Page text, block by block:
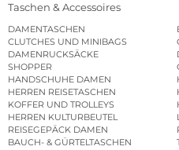
Taschen & Accessoires
DAMENTASCHEN
CLUTCHES UND MINIBAGS
DAMENRUCKSÄCKE
SHOPPER
HANDSCHUHE DAMEN
HERREN REISETASCHEN
KOFFER UND TROLLEYS
HERREN KULTURBEUTEL
REISEGEPÄCK DAMEN
BAUCH- & GÜRTELTASCHEN